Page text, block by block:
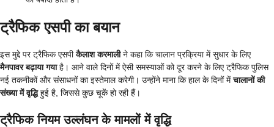
ट्रैफिक एसपी का बयान
इस मुद्दे पर ट्रैफिक एसपीकैलाश करमालीने कहा कि चालान प्रक्रिया में सुधार के लिए
मैनपावर बढ़ाया गयाहै। आने वाले दिनों में ऐसी समस्याओं को दूर करने के लिए ट्रैफिक पुलिस
नई तकनीकों और संसाधनों का इस्तेमाल करेगी। उन्होंने माना कि हाल के दिनों मेंचालानों की
संख्या में वृद्धिहुई है, जिससे कुछ चूकें हो रही हैं।
ट्रैफिक नियम उल्लंघन के मामलों में वृद्धि